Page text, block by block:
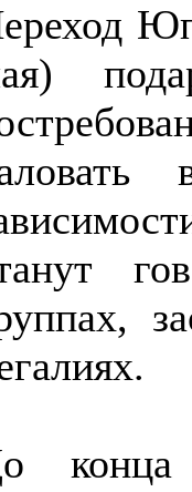
конца